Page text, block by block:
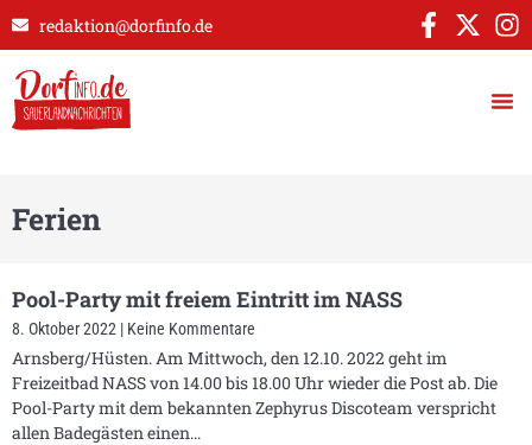
redaktion@dorfinfo.de
Ferien
Pool-Party mit freiem Eintritt im NASS
8. Oktober 2022 Keine Kommentare
Arnsberg/Hüsten. Am Mittwoch, den 12.10. 2022 geht im
Freizeitbad NASS von 14.00 bis 18.00 Uhr wieder die Post ab. Die
Pool-Party mit dem bekannten Zephyrus Discoteam verspricht
allen Badegästen einen